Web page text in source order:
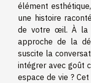
élément
une histoire
de votre œil. À la
approche de la
suscite la
intégrer avec goût
espace de vie ?